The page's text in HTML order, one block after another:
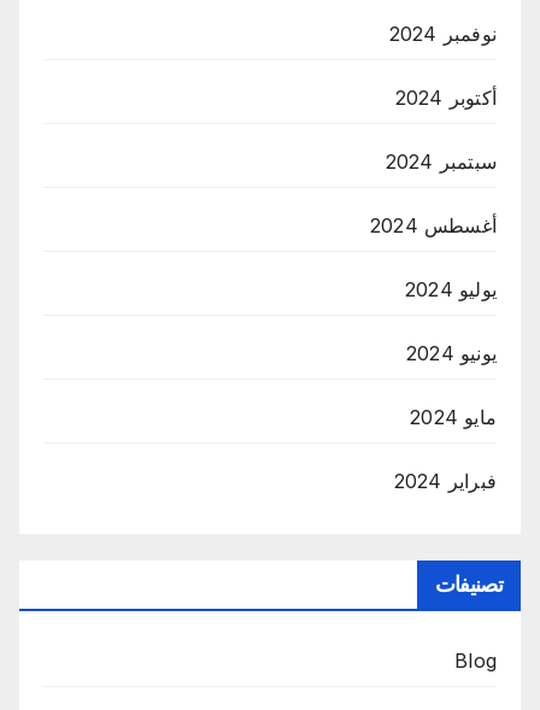
نوفمبر 2024
أكتوبر 2024
سبتمبر 2024
أغسطس 2024
يوليو 2024
يونيو 2024
مايو 2024
فبراير 2024
تصنيفات
Blog